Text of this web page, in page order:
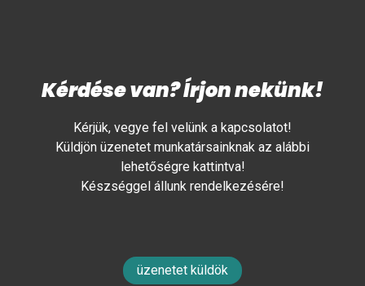
Kérdése van? Írjon nekünk!
Kérjük, vegye fel velünk a kapcsolatot!
Küldjön üzenetet munkatársainknak az alábbi
lehetőségre kattintva!
Készséggel állunk rendelkezésére!
üzenetet küldök